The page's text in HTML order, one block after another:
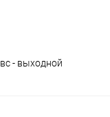
- выходной